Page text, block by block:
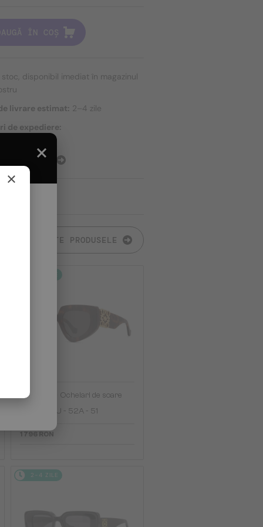
ÎN COȘ
stoc, disponibil imediat în magazinul
livrare estimat: 2–4 zile
de expediere:
EXPEDIERE
TOATE PRODUSELE
Loewe
Ochelari de soare
LW40154U - 52A - 51
1 796 RON
2-4 ZILE
×